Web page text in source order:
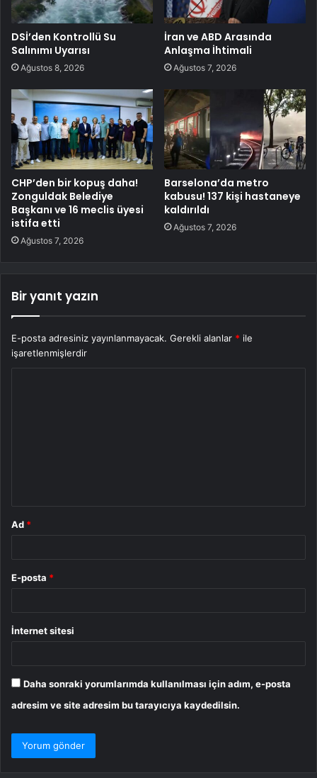
DSİ’den Kontrollü Su
Salınımı Uyarısı
Ağustos 8, 2026
İran ve ABD Arasında
Anlaşma İhtimali
Ağustos 7, 2026
CHP’den bir kopuş daha!
Zonguldak Belediye
Başkanı ve 16 meclis üyesi
istifa etti
Ağustos 7, 2026
Barselona’da metro
kabusu! 137 kişi hastaneye
kaldırıldı
Ağustos 7, 2026
Bir yanıt yazın
E-posta adresiniz yayınlanmayacak. Gerekli alanlar * ile
işaretlenmişlerdir
Ad *
E-posta *
İnternet sitesi
Daha sonraki yorumlarımda kullanılması için adım, e-posta
adresim ve site adresim bu tarayıcıya kaydedilsin.